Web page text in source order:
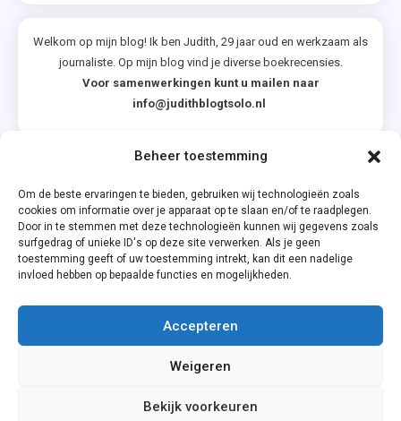
Beheer toestemming
Om de beste ervaringen te bieden, gebruiken wij technologieën zoals
cookies om informatie over je apparaat op te slaan en/of te raadplegen.
Door in te stemmen met deze technologieën kunnen wij gegevens zoals
surfgedrag of unieke ID's op deze site verwerken. Als je geen
toestemming geeft of uw toestemming intrekt, kan dit een nadelige
invloed hebben op bepaalde functies en mogelijkheden.
Accepteren
Weigeren
Bekijk voorkeuren
Welkom op mijn blog! Ik ben Judith, 29 jaar oud en werkzaam als
journaliste. Op mijn blog vind je diverse boekrecensies.
Voor samenwerkingen kunt u mailen naar
info@judithblogtsolo.nl
Privacyverklaring